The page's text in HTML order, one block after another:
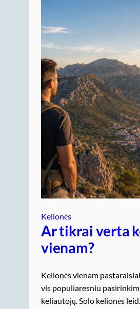
Kelionės
Ar tikrai verta
vienam?
Kelionės vienam
vis populiaresniu
keliautojų. Solo kelionės